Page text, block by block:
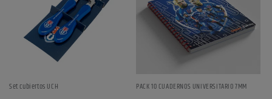
:
Set cubiertos UCH PACK 10 CUADERNOS UNIVERSITARIO 7MM